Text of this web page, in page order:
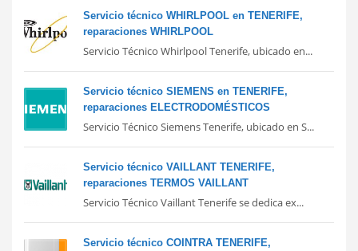
Servicio técnico WHIRLPOOL en TENERIFE,
reparaciones WHIRLPOOL
Servicio Técnico Whirlpool Tenerife, ubicado en...
Servicio técnico SIEMENS en TENERIFE,
reparaciones ELECTRODOMÉSTICOS
Servicio Técnico Siemens Tenerife, ubicado en S...
Servicio técnico VAILLANT TENERIFE,
reparaciones TERMOS VAILLANT
Servicio Técnico Vaillant Tenerife se dedica ex...
Servicio técnico COINTRA TENERIFE,